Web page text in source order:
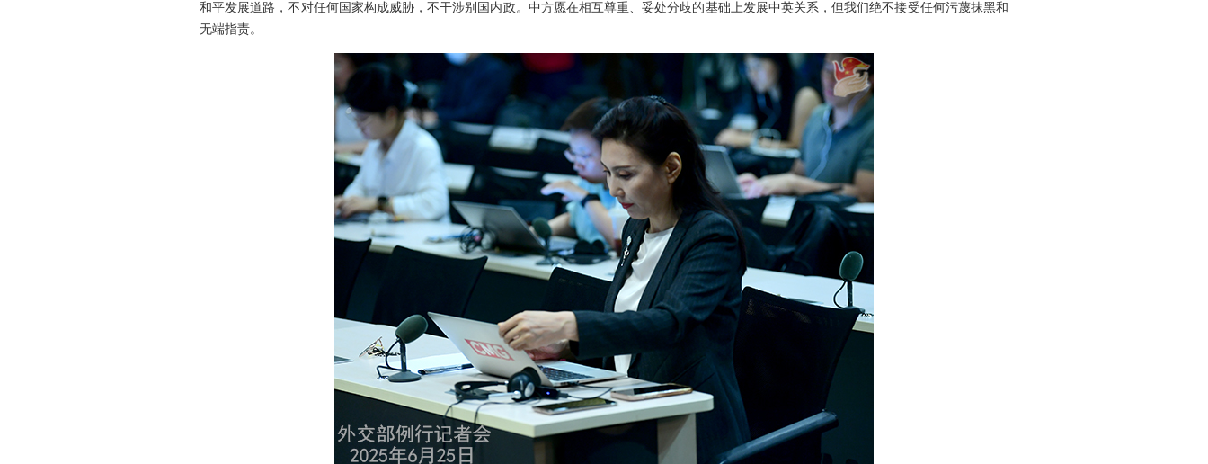
和平发展道路，不对任何国家构成威胁，不干涉别国内政。中方愿在相互尊重、妥处分歧的基础上发展中英关系，但我们绝不接受任何污蔑抹黑和
无端指责。